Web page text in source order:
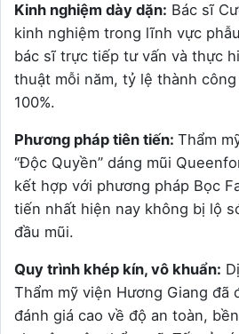
Kinh nghiệm dày dặn: Bác sĩ
kinh nghiệm trong lĩnh vực
bác sĩ trực tiếp tư vấn và thực
thuật mỗi năm, tỷ lệ thành
100%.
Phương pháp tiên tiến: Thẩm
“Độc Quyền” dáng mũi
kết hợp với phương pháp Bọc
tiến nhất hiện nay không bị lộ
đầu mũi.
Quy trình khép kín, vô khuẩn:
Thẩm mỹ viện Hương Giang đã
đánh giá cao về độ an toàn,